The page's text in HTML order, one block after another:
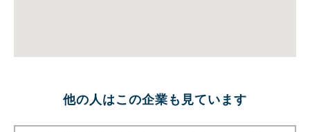
他の人はこの企業も見ています